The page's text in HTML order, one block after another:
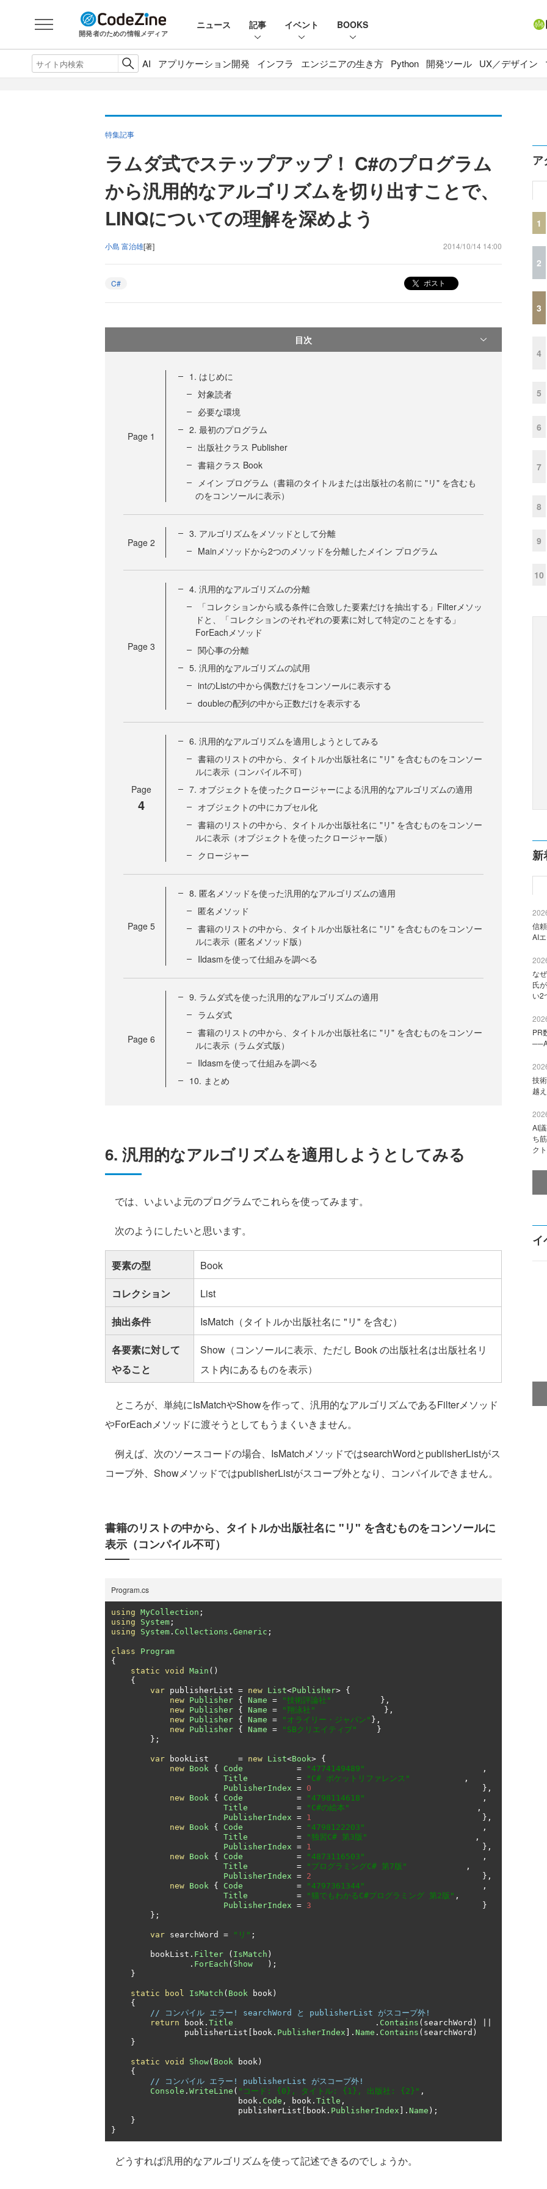
開発者のための情報メディア
ニュース 記事 イベント BOOKS
AI アプリケーション開発 インフラ エンジニアの生き方 Python 開発ツール UX／デザイン
特集記事
ラムダ式でステップアップ！ C#のプログラム
から汎用的なアルゴリズムを切り出すことで、
LINQについての理解を深めよう
小島 富治雄[著] 2014/10/14 14:00
C# ポスト
目次
Page 1
1. はじめに
対象読者
必要な環境
2. 最初のプログラム
出版社クラス Publisher
書籍クラス Book
メイン プログラム（書籍のタイトルまたは出版社の名前に "リ" を含むも
のをコンソールに表示）
Page 2
3. アルゴリズムをメソッドとして分離
Mainメソッドから2つのメソッドを分離したメイン プログラム
Page 3
4. 汎用的なアルゴリズムの分離
「コレクションから或る条件に合致した要素だけを抽出する」Filterメソッ
ドと、「コレクションのそれぞれの要素に対して特定のことをする」
ForEachメソッド
関心事の分離
5. 汎用的なアルゴリズムの試用
intのListの中から偶数だけをコンソールに表示する
doubleの配列の中から正数だけを表示する
Page
4
6. 汎用的なアルゴリズムを適用しようとしてみる
書籍のリストの中から、タイトルか出版社名に "リ" を含むものをコンソー
ルに表示（コンパイル不可）
7. オブジェクトを使ったクロージャーによる汎用的なアルゴリズムの適用
オブジェクトの中にカプセル化
書籍のリストの中から、タイトルか出版社名に "リ" を含むものをコンソー
ルに表示（オブジェクトを使ったクロージャー版）
クロージャー
Page 5
8. 匿名メソッドを使った汎用的なアルゴリズムの適用
匿名メソッド
書籍のリストの中から、タイトルか出版社名に "リ" を含むものをコンソー
ルに表示（匿名メソッド版）
Ildasmを使って仕組みを調べる
Page 6
9. ラムダ式を使った汎用的なアルゴリズムの適用
ラムダ式
書籍のリストの中から、タイトルか出版社名に "リ" を含むものをコンソー
ルに表示（ラムダ式版）
Ildasmを使って仕組みを調べる
10. まとめ
6. 汎用的なアルゴリズムを適用しようとしてみる
では、いよいよ元のプログラムでこれらを使ってみます。
次のようにしたいと思います。
要素の型
Book
コレクション
List
抽出条件
IsMatch（タイトルか出版社名に "リ" を含む）
各要素に対して
やること
Show（コンソールに表示、ただし Book の出版社名は出版社名リ
スト内にあるものを表示）
ところが、単純にIsMatchやShowを作って、汎用的なアルゴリズムであるFilterメソッド
やForEachメソッドに渡そうとしてもうまくいきません。
例えば、次のソースコードの場合、IsMatchメソッドではsearchWordとpublisherListがス
コープ外、ShowメソッドではpublisherListがスコープ外となり、コンパイルできません。
書籍のリストの中から、タイトルか出版社名に "リ" を含むものをコンソールに
表示（コンパイル不可）
Program.cs
using MyCollection ;
using
System ;
using
System . Collections . Generic ;
class
Program
{
static void Main ()
{
var publisherList = new List<Publisher> {
new Publisher { Name = "技術評論社"
},
new Publisher { Name = "翔泳社"
},
new Publisher { Name = "オライリー・ジャパン" },
new Publisher { Name = "SBクリエイティブ"
}
};
var bookList = new List<Book> {
new Book { Code = "4774149489"
,
Title
= "C# ポケットリファレンス"
,
PublisherIndex = 0
},
new Book { Code = "4798114618"
,
Title
= "C#の絵本"
,
PublisherIndex = 1
},
new Book { Code = "4798122203"
,
Title
= "独習C# 第3版"
,
PublisherIndex = 1
},
new Book { Code = "4873116503"
,
Title
= "プログラミングC# 第7版"
,
PublisherIndex = 2
},
new Book { Code = "4797361344"
,
Title
= "猫でもわかるC#プログラミング 第2版" ,
PublisherIndex = 3
}
};
var searchWord = "リ" ;
        bookList
. Filter ( IsMatch )
. ForEach ( Show
);
}
static bool IsMatch ( Book book )
{
// コンパイル エラー! searchWord と publisherList がスコープ外!
return book . Title . Contains ( searchWord )
               publisherList
book . PublisherIndex ]. Name . Contains ( searchWord )
}
static void Show( Book book )
{
// コンパイル エラー! publisherList がスコープ外!
Console . WriteLine ( "コード: {0}, タイトル: {1}, 出版社: {2}" ,
                          book
. Code , book . Title ,
                          publisherList
book . PublisherIndex ]. Name );
}
}
どうすれば汎用的なアルゴリズムを使って記述できるのでしょうか。
ア
1
2
3
4
5
6
7
8
9
10
新
信
AI
な
氏
い2
PR
技
越
AI
ち
ク
イ